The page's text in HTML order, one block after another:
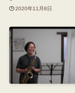
2020年11月8日